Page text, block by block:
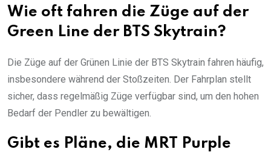
Wie oft fahren die Züge auf der
Green Line der BTS Skytrain?
Die Züge auf der Grünen Linie der BTS Skytrain fahren häufig,
insbesondere während der Stoßzeiten. Der Fahrplan stellt
sicher, dass regelmäßig Züge verfügbar sind, um den hohen
Bedarf der Pendler zu bewältigen.
Gibt es Pläne, die MRT Purple